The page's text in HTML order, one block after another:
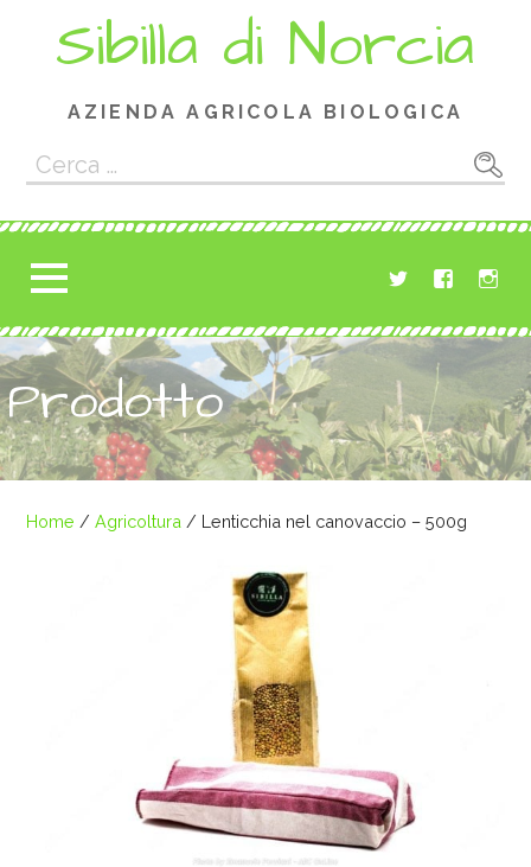
Sibilla di Norcia
AZIENDA AGRICOLA BIOLOGICA
Ricerca
per:
Prodotto
Home /Agricoltura / Lenticchia nel canovaccio – 500g